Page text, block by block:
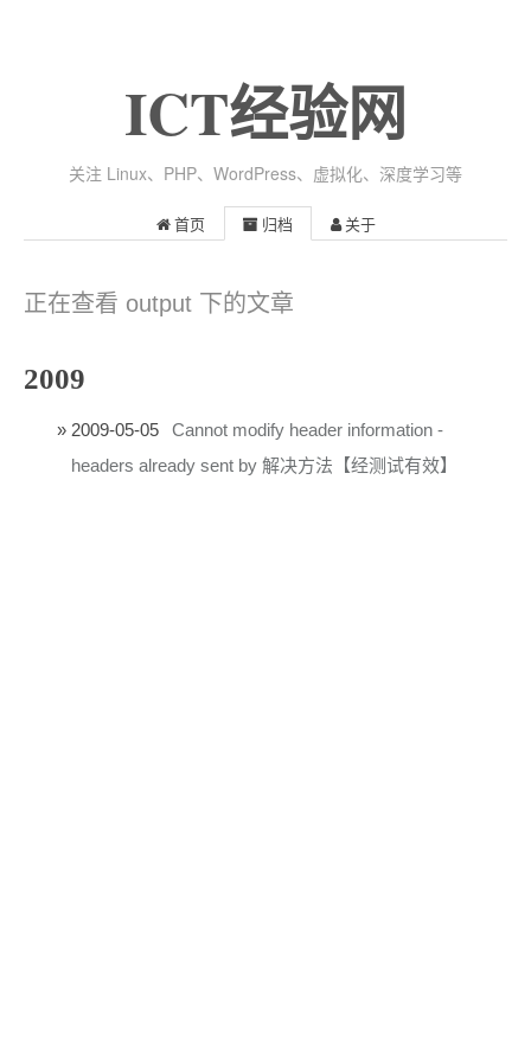
ICT经验网
关注 Linux、PHP、WordPress、虚拟化、深度学习等
首页 归档 关于
正在查看 output 下的文章
2009
2009-05-05
Cannot modify header information -
headers already sent by 解决方法【经测试有效】